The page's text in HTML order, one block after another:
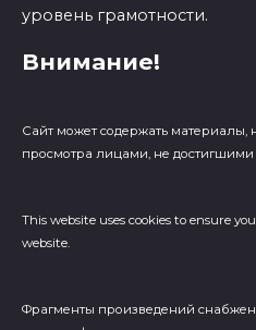
уровень грамотности.
Внимание!
Сайт может содержать материалы,
просмотра лицами, не достигшими
This website uses cookies to ensure
website.
Фрагменты произведений